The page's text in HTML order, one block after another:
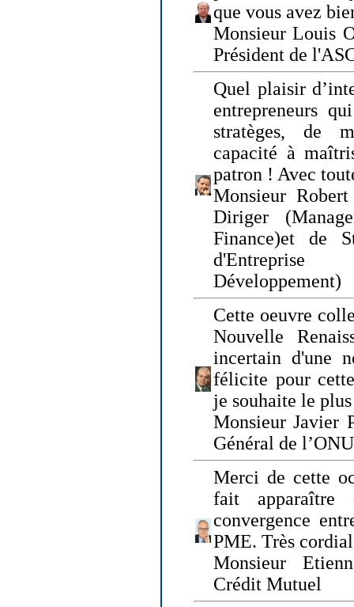
que vous avez
Monsieur Louis
Président de
Quel plaisir
entrepreneurs
stratèges, de
capacité à
patron ! Avec
Monsieur
Diriger
Finance)et de
Développement)
Cette oeuvre
Nouvelle
incertain d'une
félicite pour
je souhaite le
Monsieur Javier
Général de
Merci de cette
fait apparaître
convergence
PME. Très
Monsieur
Crédit Mutuel